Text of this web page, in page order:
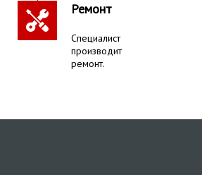
Ремонт
Специалист
производит
ремонт.